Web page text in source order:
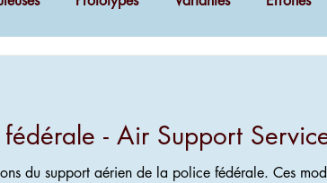
fédérale - Air Support
du support aérien de la police fédérale. Ces